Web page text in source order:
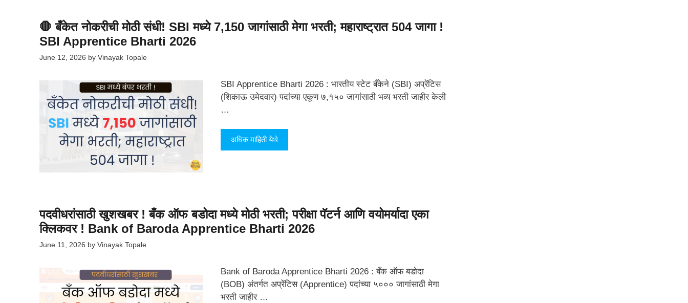
🛑 बँकेत नोकरीची मोठी संधी! SBI मध्ये 7,150 जागांसाठी मेगा भरती; महाराष्ट्रात 504 जागा !
SBI Apprentice Bharti 2026
June 12, 2026 by Vinayak Topale
SBI Apprentice Bharti 2026 : भारतीय स्टेट बँकेने (SBI) अप्रेंटिस
(शिकाऊ उमेदवार) पदांच्या एकूण ७,१५० जागांसाठी भव्य भरती जाहीर केली
…
अधिक माहिती येथे
पदवीधरांसाठी खुशखबर ! बँक ऑफ बडोदा मध्ये मोठी भरती; परीक्षा पॅटर्न आणि वयोमर्यादा एका
क्लिकवर ! Bank of Baroda Apprentice Bharti 2026
June 11, 2026 by Vinayak Topale
Bank of Baroda Apprentice Bharti 2026 : बँक ऑफ बडोदा
(BOB) अंतर्गत अप्रेंटिस (Apprentice) पदांच्या ५००० जागांसाठी मेगा
भरती जाहीर …